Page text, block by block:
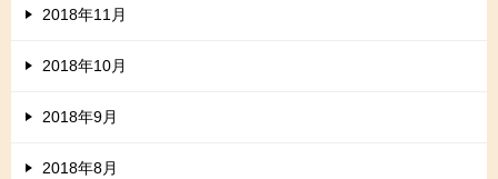
2018年11月
2018年10月
2018年9月
2018年8月